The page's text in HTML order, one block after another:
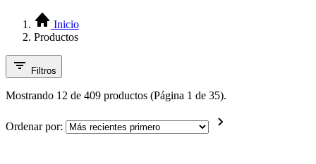
Inicio
Productos
Filtros
Mostrando 12 de 409 productos (Página 1 de 35).
Ordenar por: